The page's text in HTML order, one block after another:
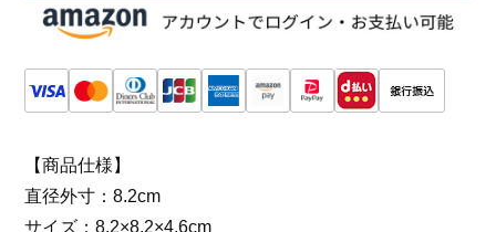
【商品仕様】
直径外寸：8.2cm
サイズ：8.2×8.2×4.6cm